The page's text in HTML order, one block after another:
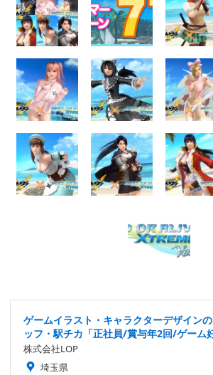
ゲームイラスト・キャラクターデザイン
ッフ・駅チカ「正社員/賞与年2回/ゲーム
株式会社LOP
埼玉県